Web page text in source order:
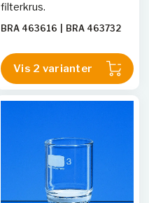
filterkrus.
BRA 463616 BRA 463732
Vis 2 varianter